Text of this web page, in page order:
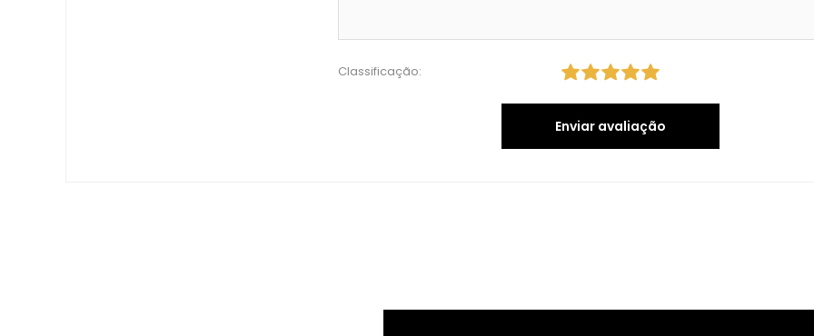
Classificação:
Enviar avaliação